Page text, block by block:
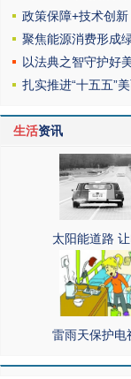
政策保障+技术创
聚焦能源消费形成
以法典之智守护好
扎实推进“十五五”
生活资讯
太阳能道路
雷雨天保护电